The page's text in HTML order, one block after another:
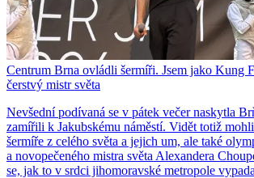
Centrum Brna ovládli šermíři. Jsem jako Kung
čerstvý mistr světa
Nevšední podívaná se v pátek večer naskytla
zamířili k Jakubskému náměstí. Vidět totiž
šermíře z celého světa a jejich um, ale také
a novopečeného mistra světa Alexandera
se, jak to v srdci jihomoravské metropole